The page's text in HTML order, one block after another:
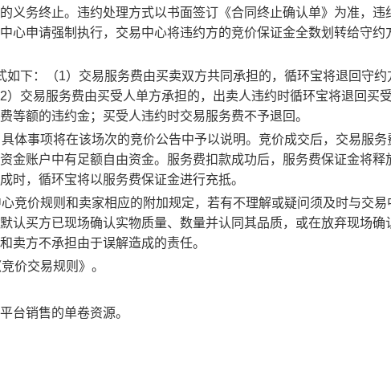
义务终止。违约处理方式以书面签订《合同终止确认单》为准，违
心申请强制执行，交易中心将违约方的竞价保证金全数划转给守约
下：（1）交易服务费由买卖双方共同承担的，循环宝将退回守约
交易服务费由买受人单方承担的，出卖人违约时循环宝将退回买
等额的违约金；买受人违约时交易服务费不予退回。
体事项将在该场次的竞价公告中予以说明。竞价成交后，交易服务
金账户中有足额自由资金。服务费扣款成功后，服务费保证金将释
时，循环宝将以服务费保证金进行充抵。
竞价规则和卖家相应的附加规定，若有不理解或疑问须及时与交易
认买方已现场确认实物质量、数量并认同其品质，或在放弃现场确
卖方不承担由于误解造成的责任。
价交易规则》。
台销售的单卷资源。